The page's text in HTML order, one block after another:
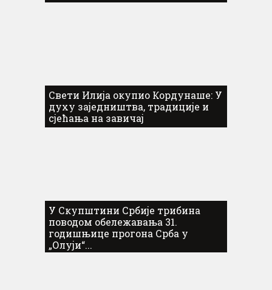
Свети Илија окупио Кордунаше: У
духу заједништва, традиције и
сјећања на завичај
У Скупштини Србије трибина
поводом обележавања 31.
годишњице прогона Срба у
„Олуји“...